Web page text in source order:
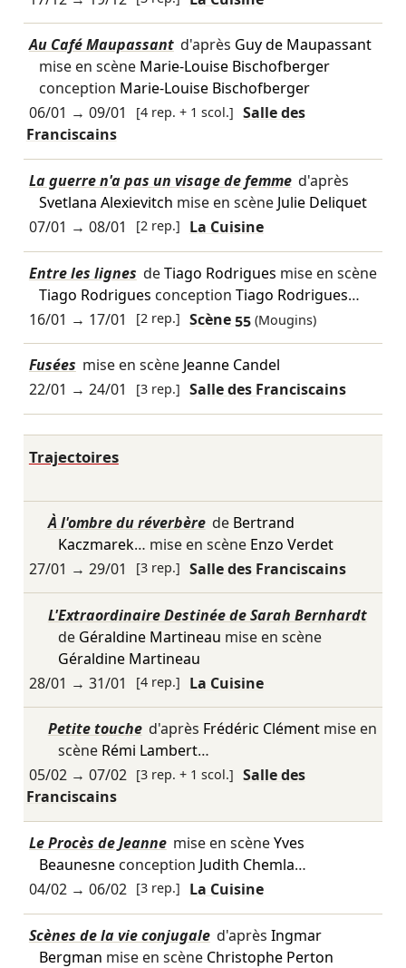
Au Café Maupassant d'après Guy de Maupassant
mise en scène Marie-Louise Bischofberger
conception Marie-Louise Bischofberger
06/01 → 09/01 [4 rep. + 1 scol.] Salle des
Franciscains
La guerre n'a pas un visage de femme d'après
Svetlana Alexievitch mise en scène Julie Deliquet
07/01 → 08/01 [2 rep.] La Cuisine
Entre les lignes deTiago Rodrigues mise en scène
Tiago Rodrigues conception Tiago Rodrigues…
16/01 → 17/01 [2 rep.] Scène 55 (Mougins)
Fusées mise en scène Jeanne Candel
22/01 → 24/01 [3 rep.] Salle des Franciscains
Trajectoires
À l'ombre du réverbère de Bertrand
Kaczmarek… mise en scène Enzo Verdet
27/01 → 29/01 [3 rep.] Salle des Franciscains
L'Extraordinaire Destinée de Sarah Bernhardt
de Géraldine Martineau mise en scène
Géraldine Martineau
28/01 → 31/01 [4 rep.] La Cuisine
Petite touche d'après Frédéric Clémentmise en
scène Rémi Lambert…
05/02→ 07/02 [3 rep. + 1 scol.] Salle des
Franciscains
Le Procès de Jeanne mise en scèneYves
Beaunesneconception Judith Chemla…
04/02→ 06/02 [3 rep.] La Cuisine
Scènes de la vie conjugale d'après Ingmar
Bergman mise en scène Christophe Perton